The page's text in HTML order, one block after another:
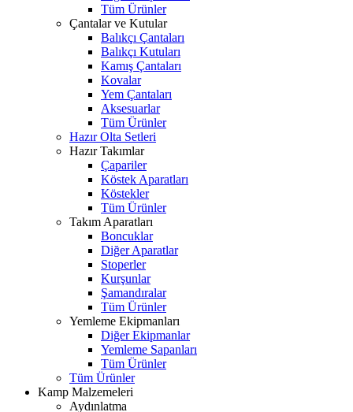
Tüm Ürünler
Çantalar ve Kutular
Balıkçı Çantaları
Balıkçı Kutuları
Kamış Çantaları
Kovalar
Yem Çantaları
Aksesuarlar
Tüm Ürünler
Hazır Olta Setleri
Hazır Takımlar
Çapariler
Köstek Aparatları
Köstekler
Tüm Ürünler
Takım Aparatları
Boncuklar
Diğer Aparatlar
Stoperler
Kurşunlar
Şamandıralar
Tüm Ürünler
Yemleme Ekipmanları
Diğer Ekipmanlar
Yemleme Sapanları
Tüm Ürünler
Tüm Ürünler
Kamp Malzemeleri
Aydınlatma